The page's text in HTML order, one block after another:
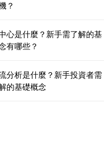
？
心是什麼？新手需了解的基
有哪些？
分析是什麼？新手投資者需
的基礎概念